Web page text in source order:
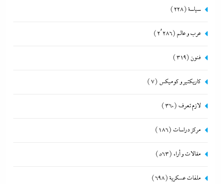
سياسة(228)
عرب و عالم (2٬286)
فنون (319)
كاريكتير و كوميكس (7)
لازم تعرف (360)
مركز دراسات (186)
مقالات و أراء (563)
ملفات عسكرية(698)